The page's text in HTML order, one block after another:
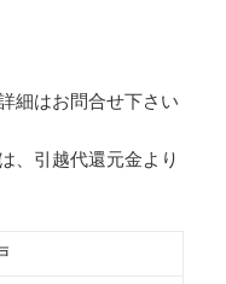
細はお問合せ下さい
、引越代還元金より